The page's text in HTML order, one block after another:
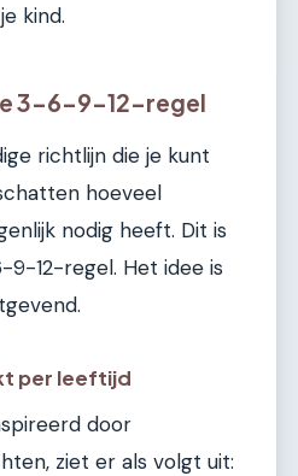
kind.
3-6-9-12-regel
richtlijn die je kunt
hoeveel
nodig heeft. Dit is
12-regel. Het idee is
per leeftijd
door
ziet er als volgt uit: